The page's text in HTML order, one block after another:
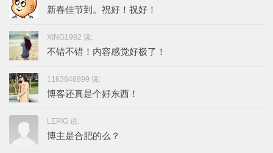
新春佳节到。祝好！祝好！
XING1982 说:
不错不错！内容感觉好极了！
1163848899 说:
博客还真是个好东西！
LEPIG 说:
博主是合肥的么？